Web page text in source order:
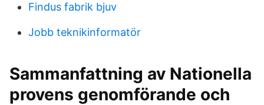
Findus fabrik bjuv
Jobb teknikinformatör
Sammanfattning av Nationella
provens genomförande och